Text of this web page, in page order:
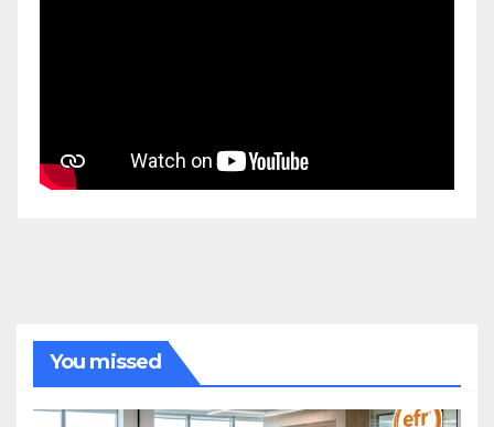
You missed